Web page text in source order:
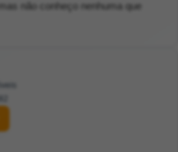
não conheço nenhuma que